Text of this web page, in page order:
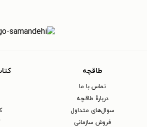
طاقچه
تماس با ما
دربارهٔ طاقچه
سوال‌های متداول
فروش سازمانی